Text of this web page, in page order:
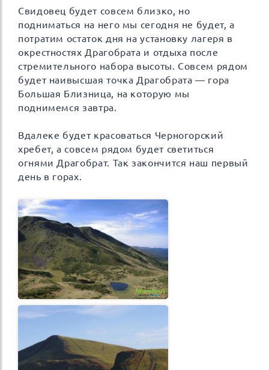
Свидовец будет совсем близко, но
подниматься на него мы сегодня не будет, а
потратим остаток дня на установку лагеря в
окрестностях Драгобрата и отдыха после
стремительного набора высоты. Совсем рядом
будет наивысшая точка Драгобрата — гора
Большая Близница, на которую мы
поднимемся завтра.
Вдалеке будет красоваться Черногорский
хребет, а совсем рядом будет светиться
огнями Драгобрат. Так закончится наш первый
день в горах.